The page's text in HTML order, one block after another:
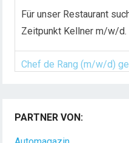
Für unser Restaurant
Zeitpunkt Kellner m/w/d.
Chef de Rang (m/w/d)
(m/w/d) Du bist
Automagazin